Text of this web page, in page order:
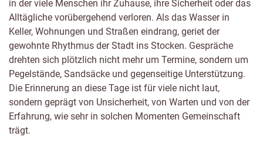
in der viele Menschen ihr Zuhause, ihre Sicherheit oder das
Alltägliche vorübergehend verloren. Als das Wasser in
Keller, Wohnungen und Straßen eindrang, geriet der
gewohnte Rhythmus der Stadt ins Stocken. Gespräche
drehten sich plötzlich nicht mehr um Termine, sondern um
Pegelstände, Sandsäcke und gegenseitige Unterstützung.
Die Erinnerung an diese Tage ist für viele nicht laut,
sondern geprägt von Unsicherheit, von Warten und von der
Erfahrung, wie sehr in solchen Momenten Gemeinschaft
trägt.